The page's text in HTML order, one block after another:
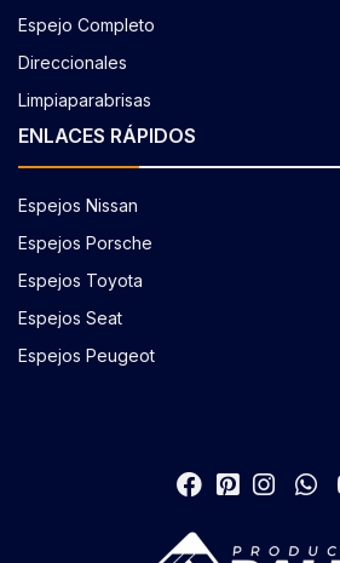
Espejo Completo
Direccionales
Limpiaparabrisas
ENLACES RÁPIDOS
Espejos Nissan
Espejos Porsche
Espejos Toyota
Espejos Seat
Espejos Peugeot